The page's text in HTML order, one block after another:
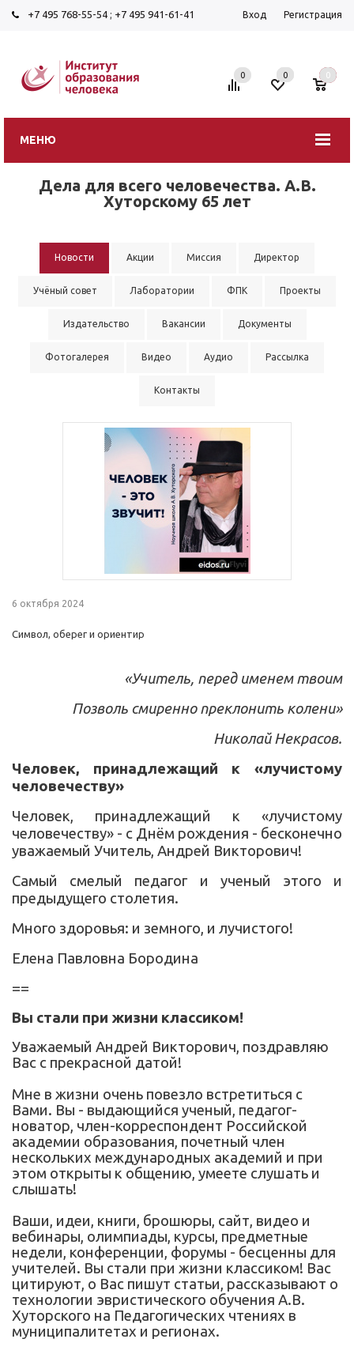
+7 495 768-55-54 ; +7 495 941-61-41 Вход Регистрация
МЕНЮ
0 0 0
Дела для всего человечества. А.В.
Хуторскому 65 лет
Новости Акции Миссия Директор
Учёный совет Лаборатории ФПК Проекты
Издательство Вакансии Документы
Фотогалерея Видео Аудио Рассылка
Контакты
6 октября 2024
Символ, оберег и ориентир
«Учитель, перед именем твоим
Позволь смиренно преклонить колени»
Николай Некрасов.
Человек, принадлежащий к «лучистому
человечеству»
Человек, принадлежащий к «лучистому
человечеству» - с Днём рождения - бесконечно
уважаемый Учитель, Андрей Викторович!
Самый смелый педагог и ученый этого и
предыдущего столетия.
Много здоровья: и земного, и лучистого!
Елена Павловна Бородина
==
Вы стали при жизни классиком!
Уважаемый Андрей Викторович, поздравляю
Вас с прекрасной датой!
Мне в жизни очень повезло встретиться с
Вами. Вы - выдающийся ученый, педагог-
новатор, член-корреспондент Российской
академии образования, почетный член
нескольких международных академий и при
этом открыты к общению, умеете слушать и
слышать!
Ваши, идеи, книги, брошюры, сайт, видео и
вебинары, олимпиады, курсы, предметные
недели, конференции, форумы - бесценны для
учителей. Вы стали при жизни классиком! Вас
цитируют, о Вас пишут статьи, рассказывают о
технологии эвристического обучения А.В.
Хуторского на Педагогических чтениях в
муниципалитетах и регионах.